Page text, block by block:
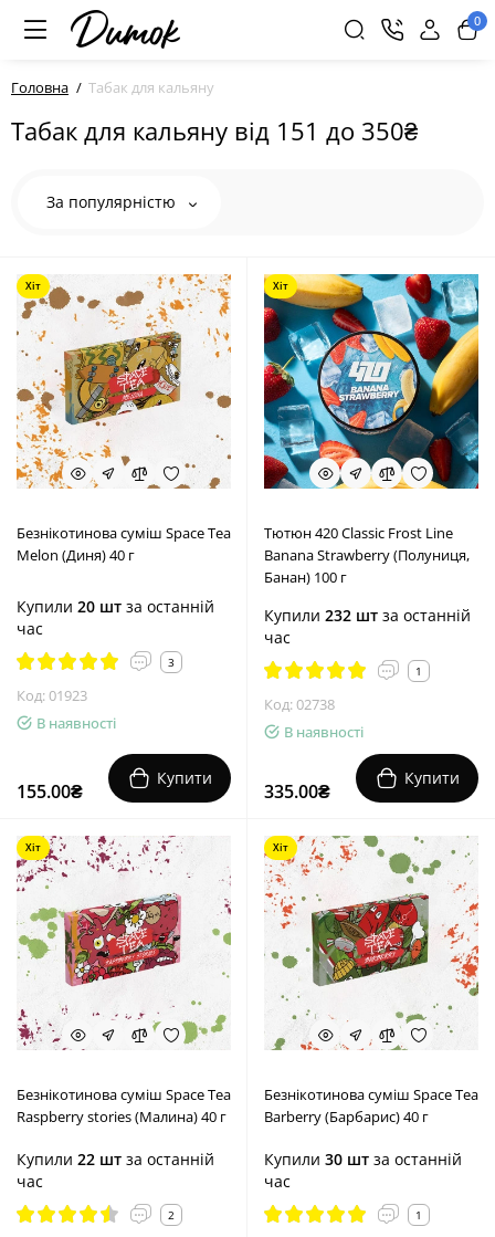
0
Головна Табак для кальяну
Табак для кальяну від 151 до 350₴
За популярністю
Хіт
Безнікотинова суміш Space Tea
Melon (Диня) 40 г
Купили 20 шт за останній
час
3
Код: 01923
В наявності
155.00₴
Купити
Хіт
Тютюн 420 Classic Frost Line
Banana Strawberry (Полуниця,
Банан) 100 г
Купили 232 шт за останній
час
1
Код: 02738
В наявності
335.00₴
Купити
Хіт
Безнікотинова суміш Space Tea
Raspberry stories (Малина) 40 г
Купили 22 шт за останній
час
2
Хіт
Безнікотинова суміш Space Tea
Barberry (Барбарис) 40 г
Купили 30 шт за останній
час
1